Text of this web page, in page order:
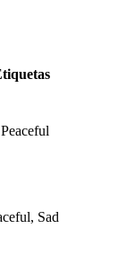
Sad